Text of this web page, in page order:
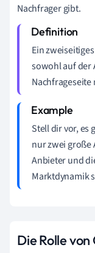
Nachfrager gibt.
Ein
sowohl auf der
Stell dir vor, es
nur zwei große
Anbieter und
Marktdynamik
Die Rolle